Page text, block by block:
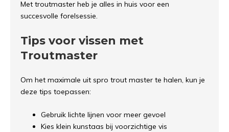
Met troutmaster heb je alles in huis voor een
succesvolle forelsessie.
Tips voor vissen met
Troutmaster
Om het maximale uit spro trout master te halen, kun je
deze tips toepassen:
Gebruik lichte lijnen voor meer gevoel
Kies klein kunstaas bij voorzichtige vis